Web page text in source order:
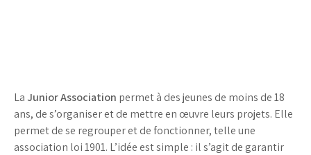
LaJunior Association permet à des jeunes de moins de 18
ans, de s’organiser et de mettre en œuvre leurs projets. Elle
permet de se regrouper et de fonctionner, telle une
association loi 1901. L’idée est simple : il s’agit de garantir